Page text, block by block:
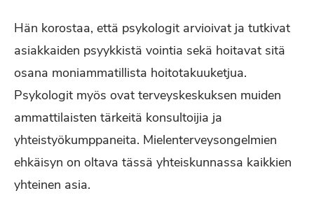
Hän korostaa, että psykologit arvioivat ja tutkivat
asiakkaiden psyykkistä vointia sekä hoitavat sitä
osana moniammatillista hoitotakuuketjua.
Psykologit myös ovat terveyskeskuksen muiden
ammattilaisten tärkeitä konsultoijia ja
yhteistyökumppaneita. Mielenterveysongelmien
ehkäisyn on oltava tässä yhteiskunnassa kaikkien
yhteinen asia.